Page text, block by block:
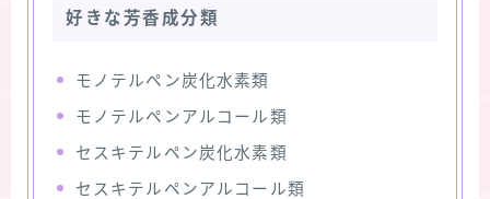
好きな芳香成分類
モノテルペン炭化水素類
モノテルペンアルコール類
セスキテルペン炭化水素類
セスキテルペンアルコール類